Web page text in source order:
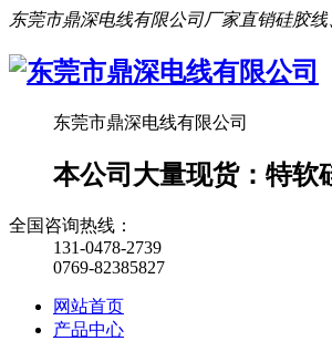
东莞市鼎深电线有限公司厂家直销硅胶
东莞市鼎深电线有限公司
本公司大量现货：特软
全国咨询热线：
131-0478-2739
0769-82385827
网站首页
产品中心